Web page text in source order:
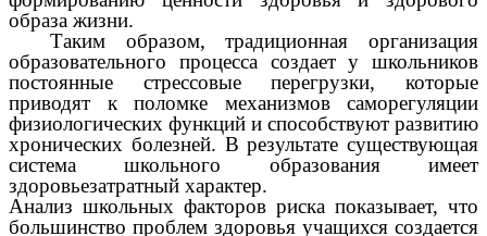
образа жизни.
Таким образом, традиционная организация
образовательного процесса создает у школьников
постоянные стрессовые перегрузки, которые
приводят к поломке механизмов саморегуляции
физиологических функций и способствуют развитию
хронических болезней. В результате существующая
система школьного образования имеет
здоровьезатратный характер.
Анализ школьных факторов риска показывает, что
большинство проблем здоровья учащихся создается